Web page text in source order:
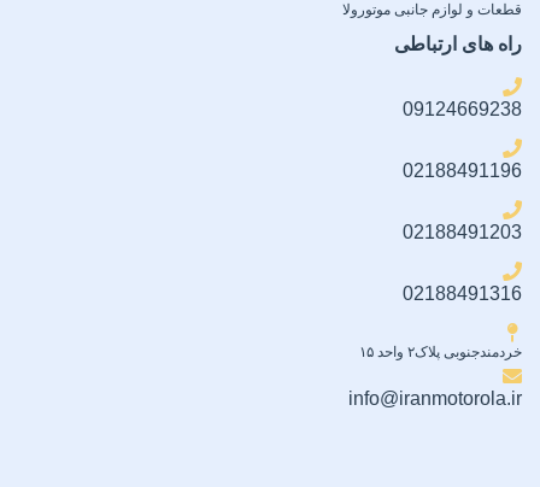
قطعات و لوازم جانبی موتورولا
راه های ارتباطی
09124669238
02188491196
02188491203
02188491316
خردمندجنوبی پلاک۲ واحد ۱۵
info@iranmotorola.ir